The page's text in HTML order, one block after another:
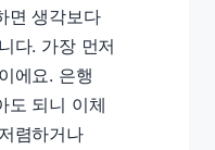
면 생각보다
다. 가장 먼저
에요. 은행
도 되니 이체
렴하거나